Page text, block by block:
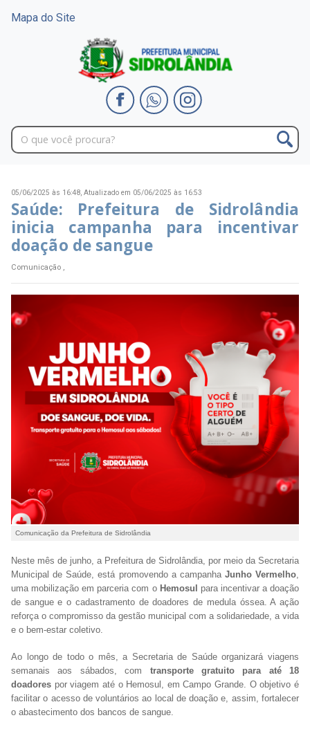
Mapa do Site
05/06/2025 às 16:48, Atualizado em 05/06/2025 às 16:53
Saúde: Prefeitura de Sidrolândia
inicia campanha para incentivar
doação de sangue
Comunicação ,
Comunicação da Prefeitura de Sidrolândia
Neste mês de junho, a Prefeitura de Sidrolândia, por meio da Secretaria
Municipal de Saúde, está promovendo a campanha Junho Vermelho
uma mobilização em parceria com o Hemosul
para incentivar a doação
de sangue e o cadastramento de doadores de medula óssea. A ação
reforça o compromisso da gestão municipal com a solidariedade, a vida
e o bem-estar coletivo.
Ao longo de todo o mês, a Secretaria de Saúde organizará viagens
semanais aos sábados, com transporte gratuito para até 18
doadores por viagem até o Hemosul, em Campo Grande. O objetivo é
facilitar o acesso de voluntários ao local de doação e, assim, fortalecer
o abastecimento dos bancos de sangue.